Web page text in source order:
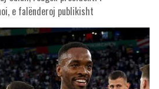
e falënderoj publikisht